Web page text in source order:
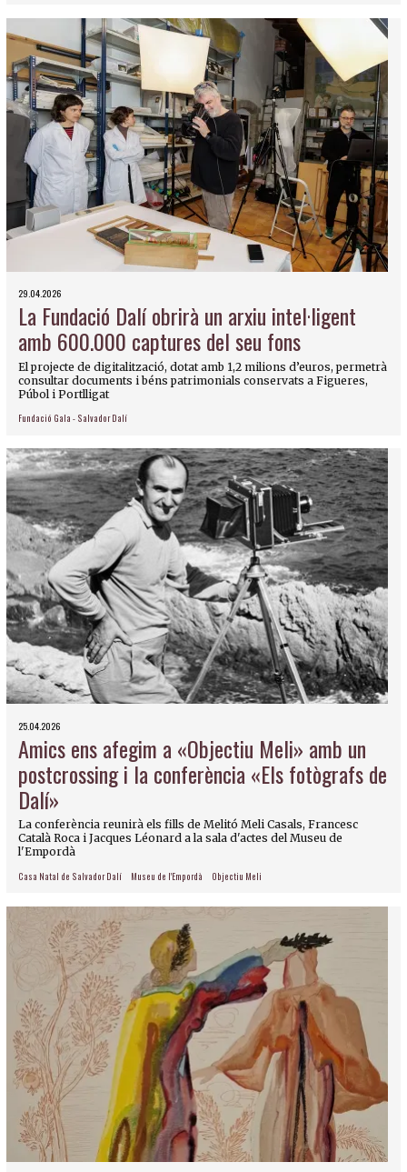
29.04.2026
La Fundació Dalí obrirà un arxiu intel·ligent
amb 600.000 captures del seu fons
El projecte de digitalització, dotat amb 1,2 milions d’euros, permetrà
consultar documents i béns patrimonials conservats a Figueres,
Púbol i Portlligat
Fundació Gala - Salvador Dalí
25.04.2026
Amics ens afegim a «Objectiu Meli» amb un
postcrossing i la conferència «Els fotògrafs de
Dalí»
La conferència reunirà els fills de Melitó Meli Casals, Francesc
Català Roca i Jacques Léonard a la sala d'actes del Museu de
l'Empordà
Casa Natal de Salvador Dalí Museu de l'Empordà Objectiu Meli